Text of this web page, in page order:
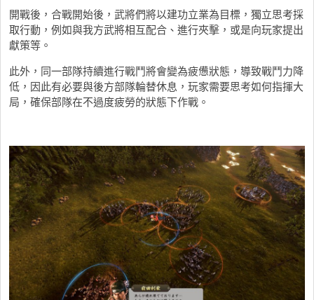
開戰後，合戰開始後，武將們將以建功立業為目標，獨立思考採
取行動，例如與我方武將相互配合、進行夾擊，或是向玩家提出
獻策等。
此外，同一部隊持續進行戰鬥將會變為疲憊狀態，導致戰鬥力降
低，因此有必要與後方部隊輪替休息，玩家需要思考如何指揮大
局，確保部隊在不過度疲勞的狀態下作戰。